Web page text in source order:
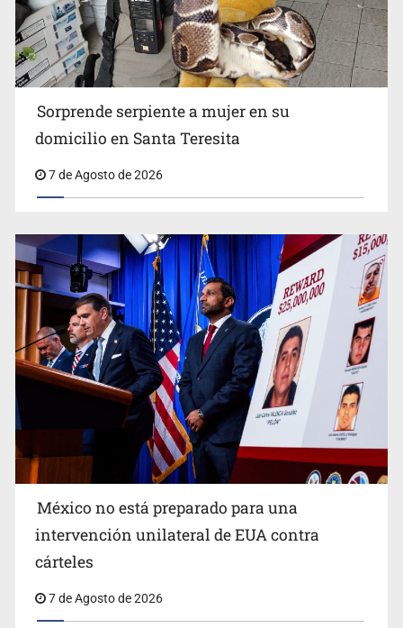
Detienen a tres miembros de red transnacional de
tráfico de personas
Procesan a el “R1”, presunto líder criminal en Jalisco y
Michoacán
Desapariciones en Jalisco, con complicidad de policías,
Sorprende serpiente a mujer en su
domicilio en Santa Teresita
7 de Agosto de 2026
México no está preparado para una
intervención unilateral de EUA contra
cárteles
7 de Agosto de 2026